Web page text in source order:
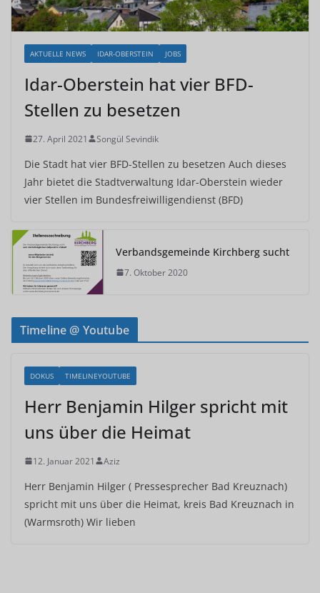
AKTUELLE NEWS IDAR-OBERSTEIN JOBS
Idar-Oberstein hat vier BFD-
Stellen zu besetzen
27. April 2021 Songül Sevindik
Die Stadt hat vier BFD-Stellen zu besetzen Auch dieses
Jahr bietet die Stadtverwaltung Idar-Oberstein wieder
vier Stellen im Bundesfreiwilligendienst (BFD)
Verbandsgemeinde Kirchberg sucht
7. Oktober 2020
Timeline @ Youtube
DOKUS TIMELINEYOUTUBE
Herr Benjamin Hilger spricht mit
uns über die Heimat
12. Januar 2021 Aziz
Herr Benjamin Hilger ( Pressesprecher Bad Kreuznach)
spricht mit uns über die Heimat, kreis Bad Kreuznach in
(Warmsroth) Wir lieben